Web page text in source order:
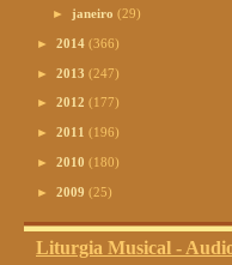
► janeiro(29)
► 2014 (366)
► 2013 (247)
► 2012 (177)
► 2011 (196)
► 2010 (180)
► 2009 (25)
Liturgia Musical -